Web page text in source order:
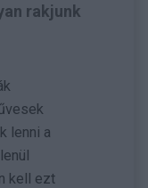
rakjunk
lenni a
kell ezt